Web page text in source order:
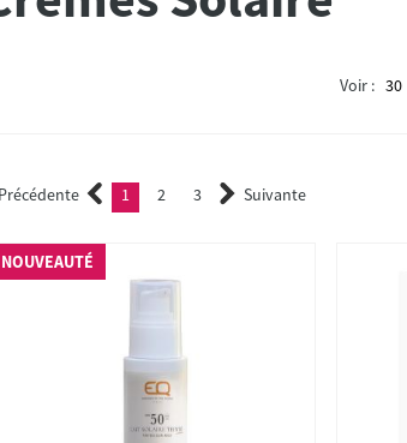
Voir : 30
Précédente 1 (current)
2 3 Suivante
NOUVEAUTÉ